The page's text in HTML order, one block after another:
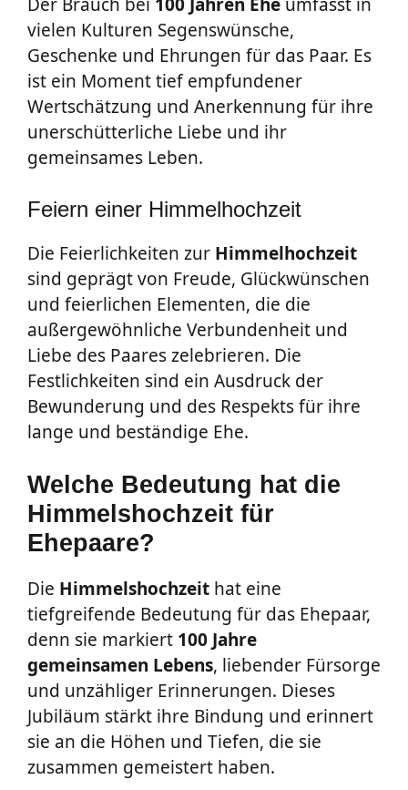
vielen Kulturen Segenswünsche,
Geschenke und Ehrungen für das Paar. Es
ist ein Moment tief empfundener
Wertschätzung und Anerkennung für ihre
unerschütterliche Liebe und ihr
gemeinsames Leben.
Feiern einer Himmelhochzeit
Die Feierlichkeiten zur Himmelhochzeit
sind geprägt von Freude, Glückwünschen
und feierlichen Elementen, die die
außergewöhnliche Verbundenheit und
Liebe des Paares zelebrieren. Die
Festlichkeiten sind ein Ausdruck der
Bewunderung und des Respekts für ihre
lange und beständige Ehe.
Welche Bedeutung hat die
Himmelshochzeit für
Ehepaare?
Die Himmelshochzeit hat eine
tiefgreifende Bedeutung für das Ehepaar,
denn sie markiert 100 Jahre
gemeinsamen Lebens, liebender Fürsorge
und unzähliger Erinnerungen. Dieses
Jubiläum stärkt ihre Bindung und erinnert
sie an die Höhen und Tiefen, die sie
zusammen gemeistert haben.